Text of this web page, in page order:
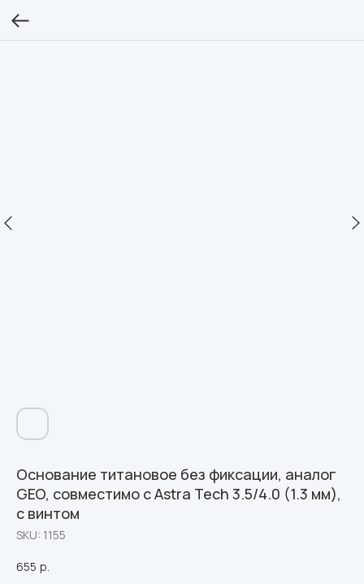
Основание титановое без фиксации, аналог
GEO, совместимо с Astra Tech 3.5/4.0 (1.3 мм),
с винтом
SKU: 1155
655 р.